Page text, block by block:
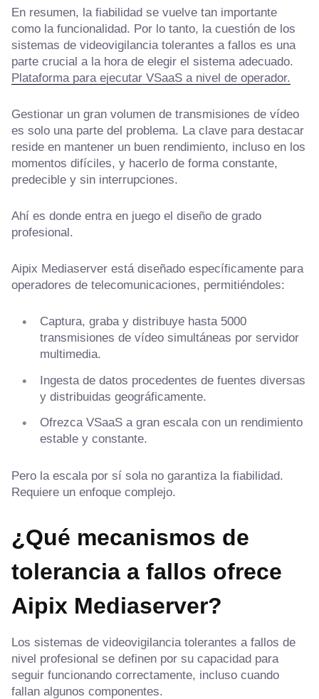
En resumen, la fiabilidad se vuelve tan importante
como la funcionalidad. Por lo tanto, la cuestión de los
sistemas de videovigilancia tolerantes a fallos es una
parte crucial a la hora de elegir el sistema adecuado.
Plataforma para ejecutar VSaaS a nivel de operador.
Gestionar un gran volumen de transmisiones de vídeo
es solo una parte del problema. La clave para destacar
reside en mantener un buen rendimiento, incluso en los
momentos difíciles, y hacerlo de forma constante,
predecible y sin interrupciones.
Ahí es donde entra en juego el diseño de grado
profesional.
Aipix Mediaserver está diseñado específicamente para
operadores de telecomunicaciones, permitiéndoles:
Captura, graba y distribuye hasta 5000
transmisiones de vídeo simultáneas por servidor
multimedia.
Ingesta de datos procedentes de fuentes diversas
y distribuidas geográficamente.
Ofrezca VSaaS a gran escala con un rendimiento
estable y constante.
Pero la escala por sí sola no garantiza la fiabilidad.
Requiere un enfoque complejo.
¿Qué mecanismos de
tolerancia a fallos ofrece
Aipix Mediaserver?
Los sistemas de videovigilancia tolerantes a fallos de
nivel profesional se definen por su capacidad para
seguir funcionando correctamente, incluso cuando
fallan algunos componentes.